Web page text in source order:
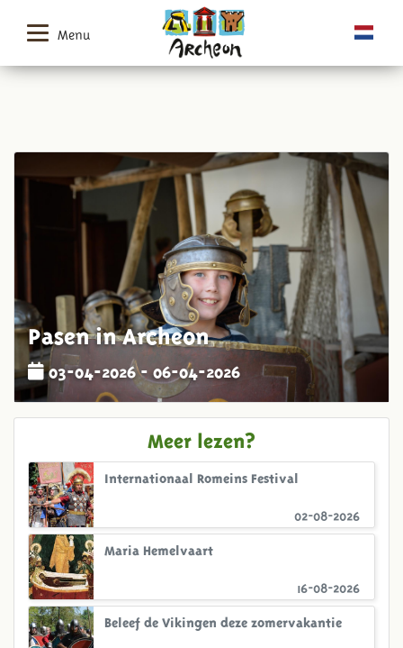
Menu
Pasen in Archeon
03-04-2026 - 06-04-2026
Meer lezen?
02-08-2026
Internationaal Romeins Festival
16-08-2026
Maria Hemelvaart
Beleef de Vikingen deze zomervakantie